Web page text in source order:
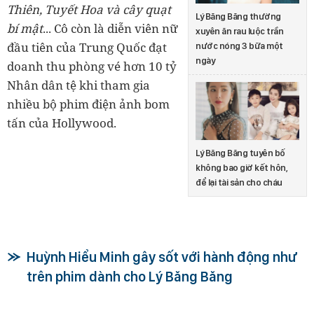
Lý Băng Băng thường
xuyên ăn rau luộc trần
nước nóng 3 bữa một
ngày
Lý Băng Băng tuyên bố
không bao giờ kết hôn,
để lại tài sản cho cháu
Thiên, Tuyết Hoa và cây quạt
bí mật... Cô còn là diễn viên nữ
đầu tiên của Trung Quốc đạt
doanh thu phòng vé hơn 10 tỷ
Nhân dân tệ khi tham gia
nhiều bộ phim điện ảnh bom
tấn của Hollywood.
Huỳnh Hiểu Minh gây sốt với hành động như
trên phim dành cho Lý Băng Băng